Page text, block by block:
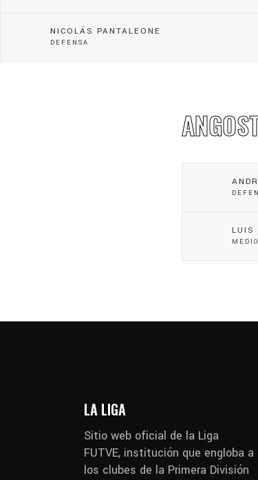
NICOLÁS PANTALEONE
DEFENSA
LUIS
LA LIGA
Sitio web oficial de la Liga
FUTVE, institución que engloba a
los clubes de la Primera División